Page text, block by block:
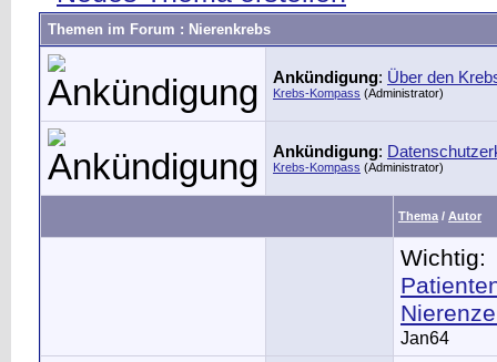
Themen im Forum : Nierenkrebs
Ankündigung: Über den
Krebs-Kompass (Administrator)
Ankündigung:
Krebs-Kompass (Administrator)
Thema / Autor
Wichtig:
Jan64